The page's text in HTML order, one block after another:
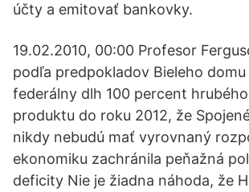
účty a emitovať bankovky.
19.02.2010, 00:00 Profesor
podľa predpokladov Bieleho
federálny dlh 100 percent
produktu do roku 2012, že
nikdy nebudú mať vyrovnaný
ekonomiku zachránila peňažná
deficity Nie je žiadna náhoda, že